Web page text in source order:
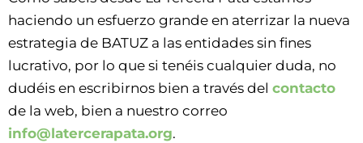
haciendo un esfuerzo grande en aterrizar la nueva
estrategia de BATUZ a las entidades sin fines
lucrativo, por lo que si tenéis cualquier duda, no
dudéis en escribirnos bien a través del contacto
de la web, bien a nuestro correo
info@latercerapata.org.